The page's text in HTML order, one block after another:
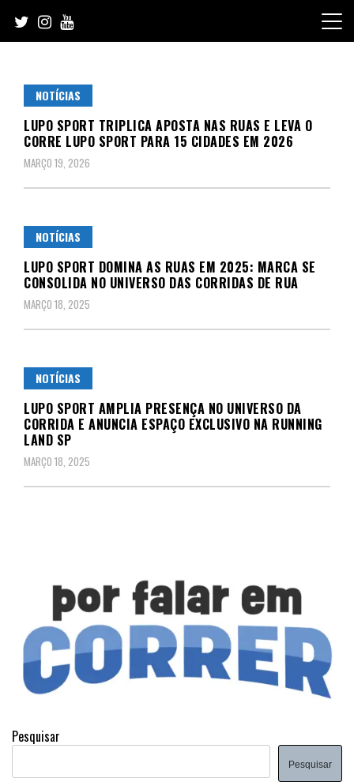
content
NOTÍCIAS
LUPO SPORT TRIPLICA APOSTA NAS RUAS E LEVA O
CORRE LUPO SPORT PARA 15 CIDADES EM 2026
MARÇO 19, 2026
NOTÍCIAS
LUPO SPORT DOMINA AS RUAS EM 2025: MARCA SE
CONSOLIDA NO UNIVERSO DAS CORRIDAS DE RUA
MARÇO 18, 2025
NOTÍCIAS
LUPO SPORT AMPLIA PRESENÇA NO UNIVERSO DA
CORRIDA E ANUNCIA ESPAÇO EXCLUSIVO NA RUNNING
LAND SP
MARÇO 18, 2025
Pesquisar
Pesquisar